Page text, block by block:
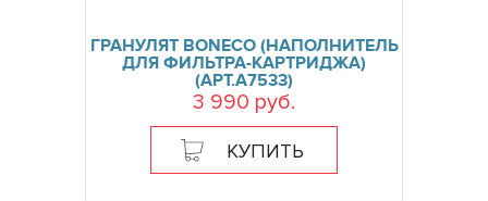
ГРАНУЛЯТ BONECO (НАПОЛНИТЕЛЬ
ДЛЯ ФИЛЬТРА-КАРТРИДЖА)
(АРТ.А7533)
3 990 руб.
КУПИТЬ